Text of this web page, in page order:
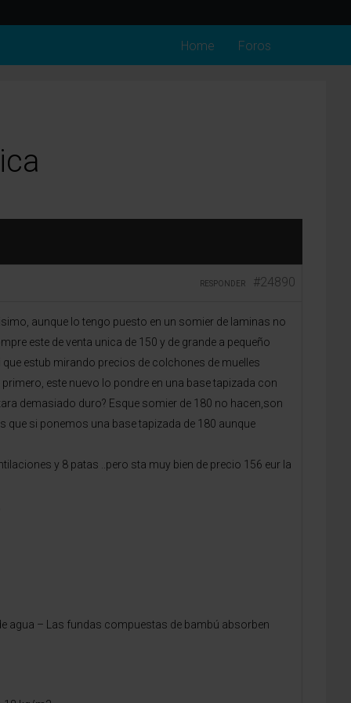
Home Foros
#24890
RESPONDER
aunque lo tengo puesto en un somier de laminas no
este de venta unica de 150 y de grande a pequeño
estub mirando precios de colchones de muelles
este nuevo lo pondre en una base tapizada con
demasiado duro? Esque somier de 180 no hacen,son
si ponemos una base tapizada de 180 aunque
y 8 patas ..pero sta muy bien de precio 156 eur la
agua – Las fundas compuestas de bambú absorben